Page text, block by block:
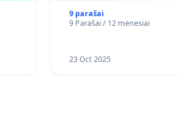
9 parašai
9 Parašai / 12 mėnesiai
23 Oct 2025